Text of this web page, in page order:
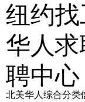
纽约
华人
聘中心
北美华人综合分类